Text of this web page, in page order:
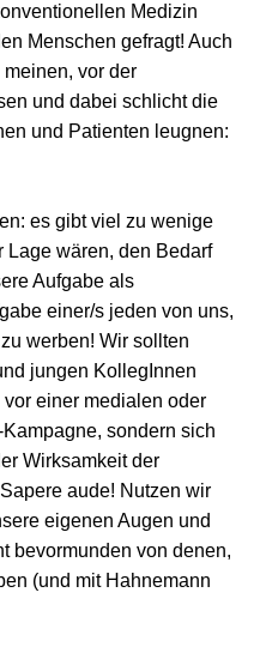
Medizin
Menschen gefragt! Auch
vor der
und dabei schlicht die
und Patienten leugnen:
es gibt viel zu wenige
Lage wären, den Bedarf
Aufgabe als
einer/s jeden von uns,
werben! Wir sollten
jungen KollegInnen
einer medialen oder
sondern sich
Wirksamkeit der
aude! Nutzen wir
eigenen Augen und
bevormunden von denen,
(und mit Hahnemann